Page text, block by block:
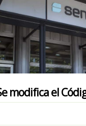
modifica el